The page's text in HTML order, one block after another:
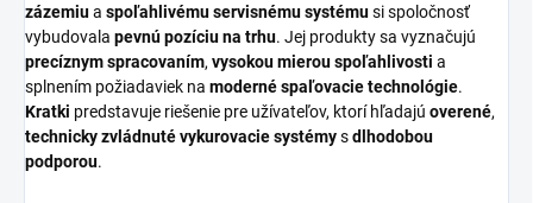
zázemiua spoľahlivému servisnému systémusi spoločnosť
vybudovala pevnú pozíciu na trhu. Jej produkty sa vyznačujú
precíznym spracovaním, vysokou mierou spoľahlivosti a
splnením požiadaviek na moderné spaľovacie technológie.
Kratki predstavuje riešenie pre užívateľov, ktorí hľadajú overené,
technicky zvládnuté vykurovacie systémysdlhodobou
podporou.